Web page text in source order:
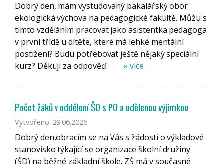
Dobrý den, mám vystudovaný bakalářský obor
ekologická výchova na pedagogické fakultě. Můžu s
tímto vzděláním pracovat jako asistentka pedagoga
v první třídě u dítěte, které má lehké mentální
postižení? Budu potřebovat ještě nějaký speciální
kurz? Děkuji za odpověď
» více
Počet žáků v oddělení ŠD s PO a udělenou výjimkou
Vytvořeno: 29.06.2026
Dobrý den,obracím se na Vás s žádostí o výkladové
stanovisko týkající se organizace školní družiny
(ŠD) na běžné základní škole. ZŠ má v současné